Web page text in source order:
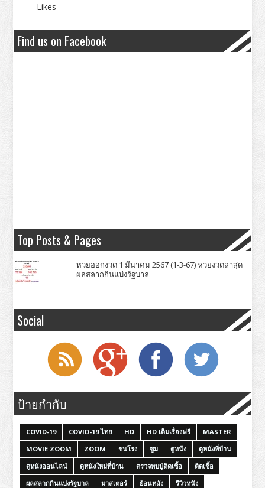
Likes
Find us on Facebook
Top Posts & Pages
หวยออกงวด 1 มีนาคม 2567 (1-3-67) หวยงวดล่าสุด
ผลสลากกินแบ่งรัฐบาล
Social
ป้ายกำกับ
COVID-19 COVID-19 ไทย HD HD เต็มเรื่องฟรี
MASTER
MOVIE ZOOM
ZOOM ชนโรง ซูม ดูหนัง
ดูหนังที่บ้าน
ดูหนังออนไลน์
ดูหนังใหม่ที่บ้าน ตรวจพบปู่ติดเชื้อ
ติดเชื้อ
ผลสลากกินแบ่งรัฐบาล
มาสเตอร์ ย้อนหลัง
รีวิวหนัง